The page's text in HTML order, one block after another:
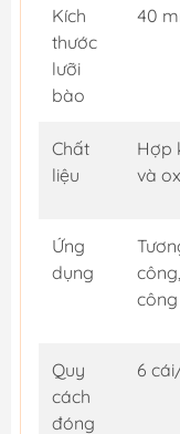
Kích
thước
lưỡi
bào
40
Chất
liệu
Hợp
và
Ứng
dụng
Quy
cách
đóng
6